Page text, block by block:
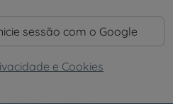
sessão com o Google
e Cookies